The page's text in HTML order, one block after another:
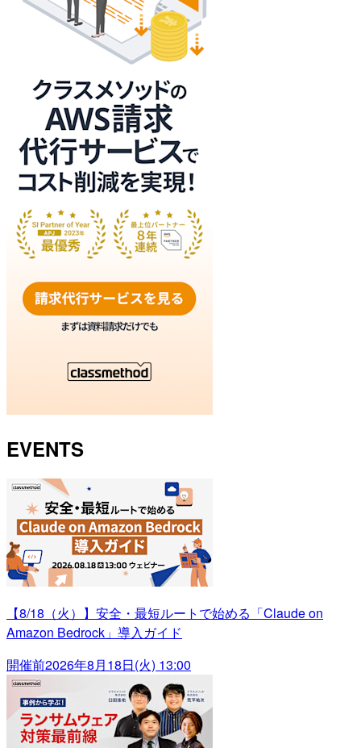
EVENTS
【8/18（火）】安全・最短ルートで始める「Claude on
Amazon Bedrock」導入ガイド
開催前2026年8月18日(火) 13:00